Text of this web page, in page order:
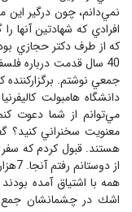
نمي‌دانم، چون درگير اين
افرادي كه شهادتين آنها
كه از طرف دكتر حجازي
40 سال قدمت درباره
جمعي نوشتم.
دانشگاه هامبولت
مي‌توانم از شما دعوت
معنويت سخنراني كنيد؟
هستند. قبول كردم كه
از
همه با اشتياق آمده
اشك در چشمانشان جمع